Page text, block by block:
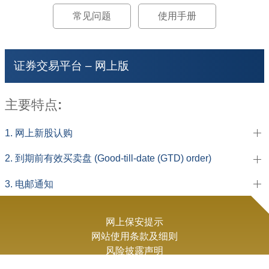
常见问题 使用手册
证券交易平台 – 网上版
主要特点:
1. 网上新股认购
2. 到期前有效买卖盘 (Good-till-date (GTD) order)
3. 电邮通知
网上保安提示
网站使用条款及细则
风险披露声明